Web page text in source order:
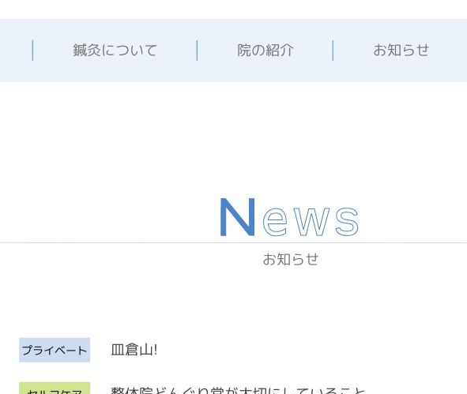
鍼灸について 院の紹介 お知らせ
News
お知らせ
プライベート 皿倉山!